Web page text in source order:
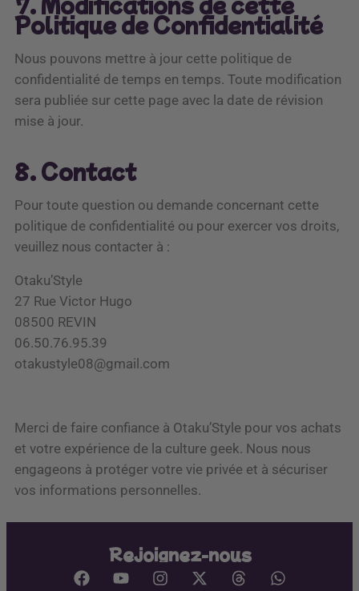
Politique de Confidentialité
Nous pouvons mettre à jour cette politique de
confidentialité de temps en temps. Toute modification
sera publiée sur cette page avec la date de révision
mise à jour.
8. Contact
Pour toute question ou demande concernant cette
politique de confidentialité ou pour exercer vos droits,
veuillez nous contacter à :
Otaku’Style
27 Rue Victor Hugo
08500 REVIN
06.50.76.95.39
otakustyle08@gmail.com
Merci de faire confiance à Otaku’Style pour vos achats
et votre expérience de la culture geek. Nous nous
engageons à protéger votre vie privée et à sécuriser
vos informations personnelles.
Rejoignez-nous